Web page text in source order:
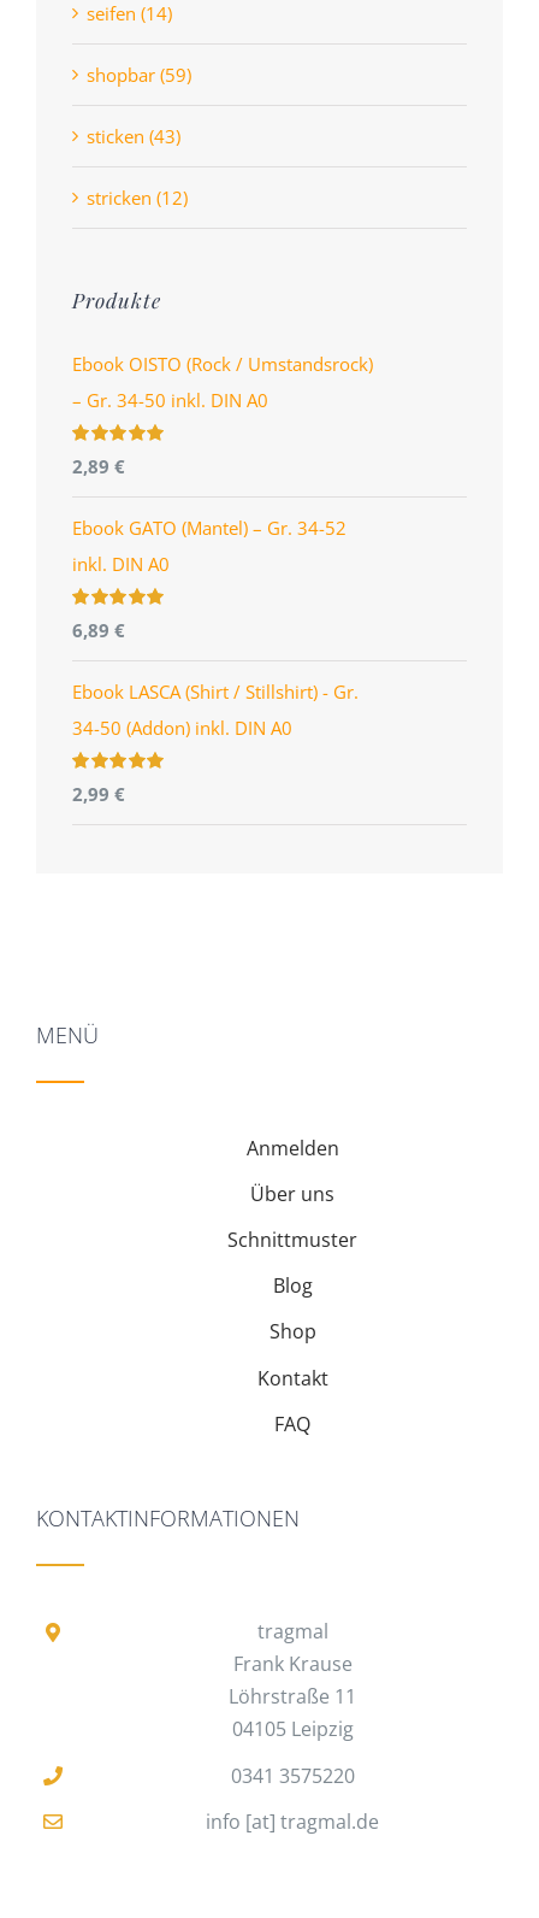
seifen (14)
shopbar (59)
sticken (43)
stricken (12)
Produkte
Ebook OISTO (Rock / Umstandsrock)
– Gr. 34-50 inkl. DIN A0
Bewertet
mit4.96
5
2,89 €
Ebook GATO (Mantel) – Gr. 34-52
inkl. DIN A0
Bewertet
mit5.00
5
6,89 €
Ebook LASCA (Shirt / Stillshirt) - Gr.
34-50 (Addon) inkl. DIN A0
Bewertet
mit 5.00
5
2,99 €
MENÜ
Anmelden
Über uns
Schnittmuster
Blog
Shop
Kontakt
FAQ
KONTAKTINFORMATIONEN
tragmal
Frank Krause
Löhrstraße 11
04105 Leipzig
0341 3575220
info [at] tragmal.de